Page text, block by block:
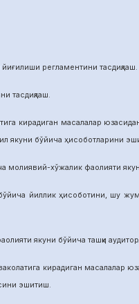
регламентини тасдиқлаш.
тасдиқлаш.
масалалар юзасидан,
якуни бўйича ҳисоботларини
хўжалик фаолияти
ҳисоботини, шу
якуни бўйича ташқи
кирадиган масалалар
эшитиш.